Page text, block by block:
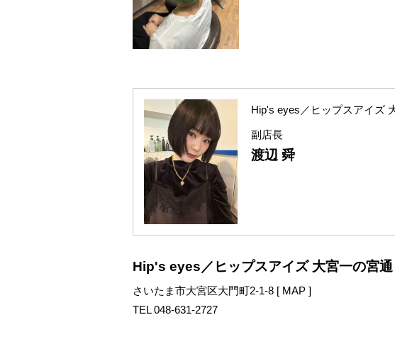
Hip's eyes／ヒップスアイズ
副店長
渡辺 舜
Hip's eyes／ヒップスアイズ 大宮一の宮
さいたま市大宮区大門町2-1-8 [ MAP ]
TEL 048-631-2727